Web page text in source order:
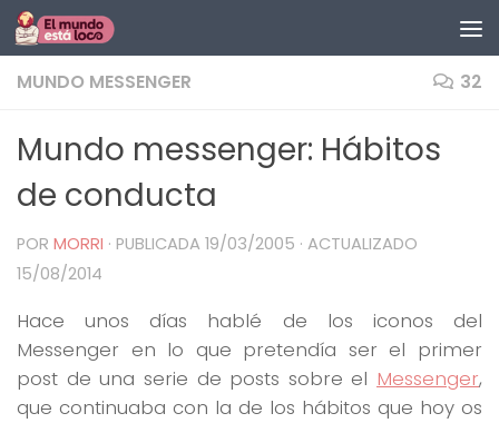
Saltar al contenido
MUNDO MESSENGER 32
Mundo messenger: Hábitos
de conducta
POR MORRI · PUBLICADA 19/03/2005 · ACTUALIZADO
15/08/2014
Hace unos días hablé de los iconos del
Messenger en lo que pretendía ser el primer
post de una serie de posts sobre el Messenger,
que continuaba con la de los hábitos que hoy os